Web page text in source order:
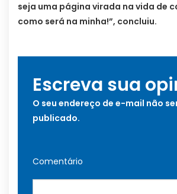
seja uma página virada na vida de
como será na minha!”, concluiu.
Escreva sua
O seu endereço de e-mail não
publicado.
Comentário